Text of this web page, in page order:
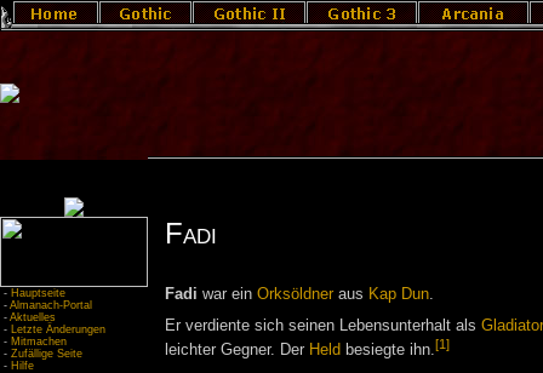
- Hauptseite
- Almanach-Portal
- Aktuelles
- Letzte Änderungen
- Mitmachen
- Zufällige Seite
- Hilfe
Fadi
Fadi war ein Orksöldneraus Kap Dun.
Er verdiente sich seinen Lebensunterhalt als Gladiator
leichter Gegner. Der Held besiegte ihn.[1]